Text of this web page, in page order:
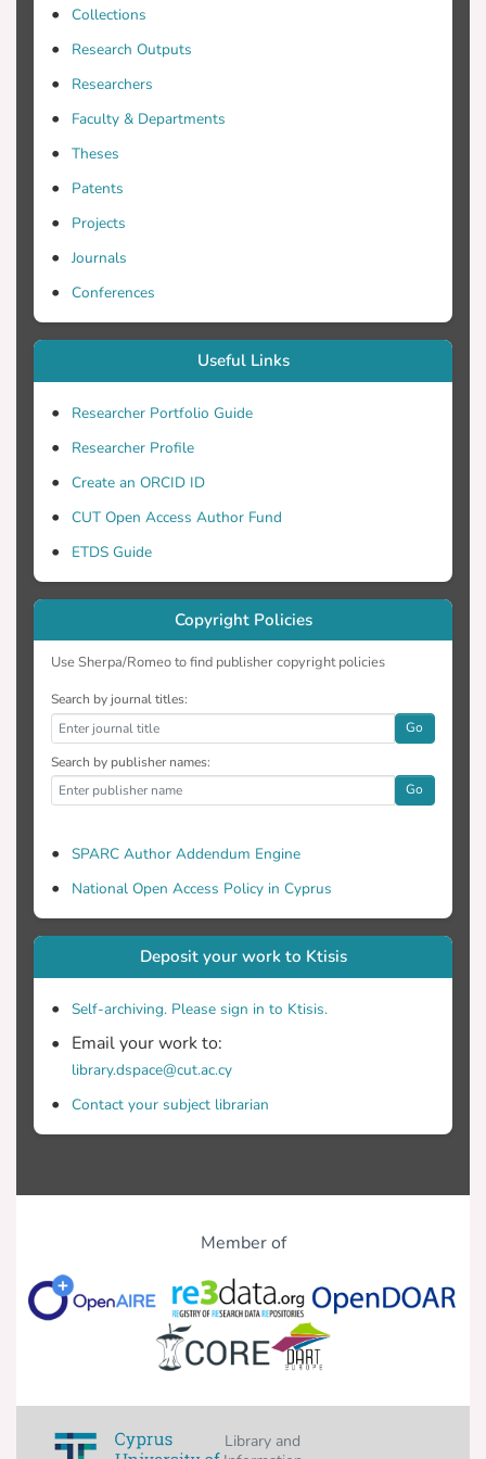
μενης φροντίδας, καθώς και την
Σκοπός: Η μελέτη αυτή αποτελεί μία
πρώτη χαρτογράφηση της γενικότερης
με στόχο την εισήγηση μέτρων, που θα
μπορούσαν να χρησιμοποιηθούν στη
με την αξιοποίηση του νοσηλευτικού
φορέων Νοσηλευτικής στην Κύπρο, της
του Παγκύπριου Συνδέσμου
Νοσηλευτών και Μαιών, με τον
Επιστημονικό συντονισμό του τμήματος
λευτικής του Τεχνολογικού
Πανεπιστημίου Κύπρου και τη στήριξη
Dr W. Sermeus. Στην παρούσα μελέτη θα
παϊκή ομάδα η οποία το έχει
χρησιμοποιήσει, για σκοπούς βελτίωσης
τικών αναγκών. Το μοντέλο RN4CAST
αποτελεί ένα κοινό, διεθνές
πρωτόκολλο, που στοχεύει στην
επέκταση
μελέτη περιγραφική, συσχέτισης όπου
για πρώτη φορά θα γίνει μια προ-
σπάθεια καταγραφής της γενικότερης
στελέχωση
Collections
Research Outputs
Researchers
Faculty & Departments
Theses
Patents
Projects
Journals
Conferences
Useful Links
Researcher Portfolio Guide
Researcher Profile
Create an ORCID ID
CUT Open Access Author Fund
ETDS Guide
Copyright Policies
Use Sherpa/Romeo to find publisher copyright policies
Search by journal titles:
Go
Search by publisher names:
Go
SPARC Author Addendum Engine
National Open Access Policy in Cyprus
Deposit your work to Ktisis
Self-archiving. Please sign in to Ktisis.
Email your work to:
library.dspace@cut.ac.cy
Contact your subject librarian
Member of
Library and